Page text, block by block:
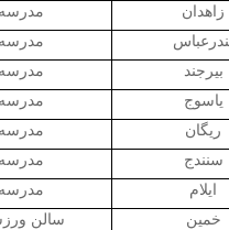
زاهدان
بیرجند
یاسوج
ریگان
سنندج
ایلام
خمین سالن